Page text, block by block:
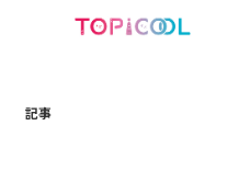
記事